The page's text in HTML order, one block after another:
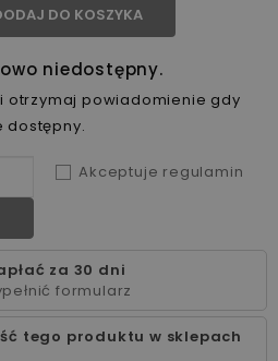
DO KOSZYKA
niedostępny.
otrzymaj powiadomienie gdy
dostępny.
Akceptuje regulamin
za 30 dni
formularz
tego produktu w sklepach